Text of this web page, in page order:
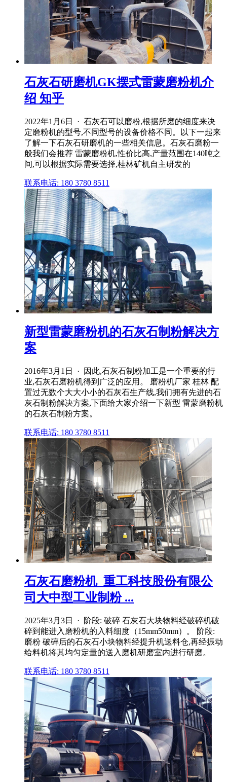
石灰石研磨机GK摆式雷蒙磨粉机介
绍 知乎
2022年1月6日 · 石灰石可以磨粉,根据所磨的细度来决
定磨粉机的型号,不同型号的设备价格不同。以下一起来
了解一下石灰石研磨机的一些相关信息。石灰石磨粉一
般我们会推荐 雷蒙磨粉机,性价比高,产量范围在140吨之
间,可以根据实际需要选择,桂林矿机自主研发的
联系电话: 180 3780 8511
新型雷蒙磨粉机的石灰石制粉解决方
案
2016年3月1日 · 因此,石灰石制粉加工是一个重要的行
业,石灰石磨粉机得到广泛的应用。 磨粉机厂家 桂林 配
置过无数个大大小小的石灰石生产线,我们拥有先进的石
灰石制粉解决方案,下面给大家介绍一下新型 雷蒙磨粉机
的石灰石制粉方案。
联系电话: 180 3780 8511
石灰石磨粉机_重工科技股份有限公
司大中型工业制粉 ...
2025年3月3日 · 阶段: 破碎 石灰石大块物料经破碎机破
碎到能进入磨粉机的入料细度（15mm50mm）。 阶段:
磨粉 破碎后的石灰石小块物料经提升机送料仓,再经振动
给料机将其均匀定量的送入磨机研磨室内进行研磨。
联系电话: 180 3780 8511